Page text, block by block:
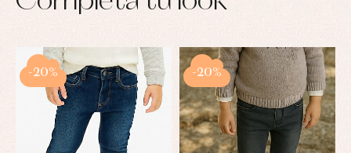
-20% -20%